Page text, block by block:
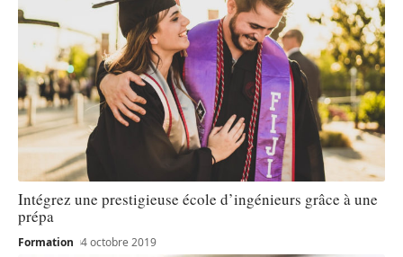
Intégrez une prestigieuse école d’ingénieurs grâce à une
prépa
Formation 4 octobre 2019